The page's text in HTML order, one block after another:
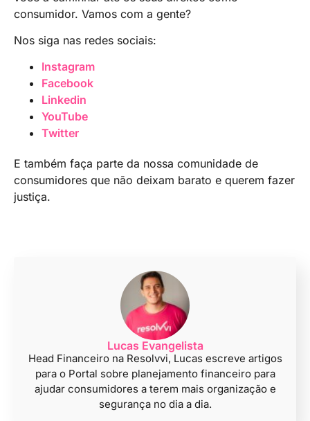
consumidor. Vamos com a gente?
Nos siga nas redes sociais:
Instagram
Facebook
Linkedin
YouTube
Twitter
E também faça parte da nossa comunidade de
consumidores que não deixam barato e querem fazer
justiça.
Lucas Evangelista
Head Financeiro na Resolvvi, Lucas escreve artigos
para o Portal sobre planejamento financeiro para
ajudar consumidores a terem mais organização e
segurança no dia a dia.